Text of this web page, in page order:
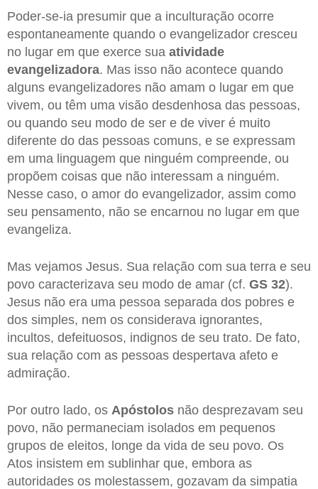
Poder-se-ia presumir que a inculturação ocorre
espontaneamente quando o evangelizador cresceu
no lugar em que exerce sua atividade
evangelizadora. Mas isso não acontece quando
alguns evangelizadores não amam o lugar em que
vivem, ou têm uma visão desdenhosa das pessoas,
ou quando seu modo de ser e de viver é muito
diferente do das pessoas comuns, e se expressam
em uma linguagem que ninguém compreende, ou
propõem coisas que não interessam a ninguém.
Nesse caso, o amor do evangelizador, assim como
seu pensamento, não se encarnou no lugar em que
evangeliza.
Mas vejamos Jesus. Sua relação com sua terra e seu
povo caracterizava seu modo de amar (cf. GS 32).
Jesus não era uma pessoa separada dos pobres e
dos simples, nem os considerava ignorantes,
incultos, defeituosos, indignos de seu trato. De fato,
sua relação com as pessoas despertava afeto e
admiração.
Por outro lado, os Apóstolos não desprezavam seu
povo, não permaneciam isolados em pequenos
grupos de eleitos, longe da vida de seu povo. Os
Atos insistem em sublinhar que, embora as
autoridades os molestassem, gozavam da simpatia